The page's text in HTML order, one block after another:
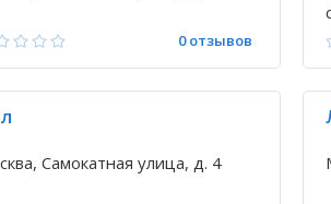
0 отзывов
Самокатная улица, д. 4